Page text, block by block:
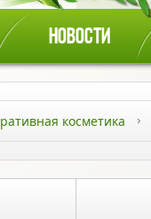
НОВОСТИ
косметика